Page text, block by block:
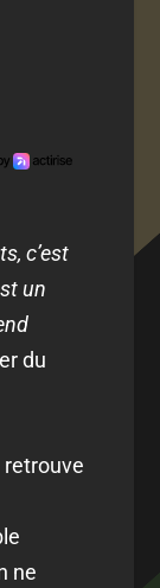
c’est
un
du
retrouve
ne